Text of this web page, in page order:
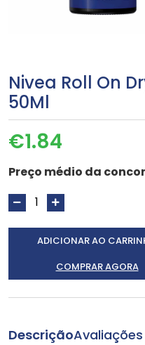
Nivea Roll On
50Ml
€1.84
Preço médio da
ADICIONAR AO
COMPRAR AGORA
Descrição